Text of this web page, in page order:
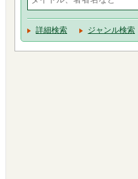
詳細検索 ジャンル検索